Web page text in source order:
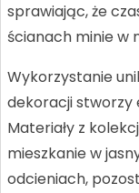
sprawiając, że
ścianach minie w
Wykorzystanie
dekoracji stworzy
Materiały z
mieszkanie w
odcieniach,